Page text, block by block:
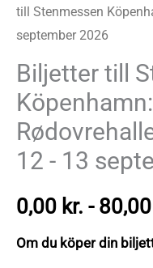
till Stenmessen
september 2026
Biljetter till
Köpenhamn:
12 - 13
0,00 kr. - 80,00
Om du köper din
Rødovrehallen12
-
13
september
2026
antal